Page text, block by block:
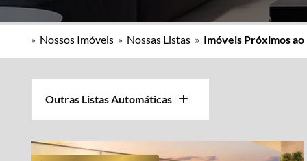
» Nossos Imóveis » Nossas Listas » Imóveis Próximos
Outras Listas Automáticas